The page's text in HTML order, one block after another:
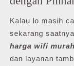
Kalau lo masih
sekarang
harga wifi murah
dan layanan